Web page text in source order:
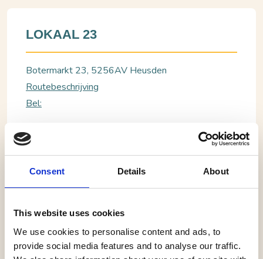
Consent Details About
This website uses cookies
We use cookies to personalise content and ads, to
provide social media features and to analyse our traffic.
Expositie John van Bladel
Lokaal 23 organiseert als creatief buurthuis niet
LOKAAL 23
Botermarkt 23, 5256AV Heusden
Routebeschrijving
Bel: